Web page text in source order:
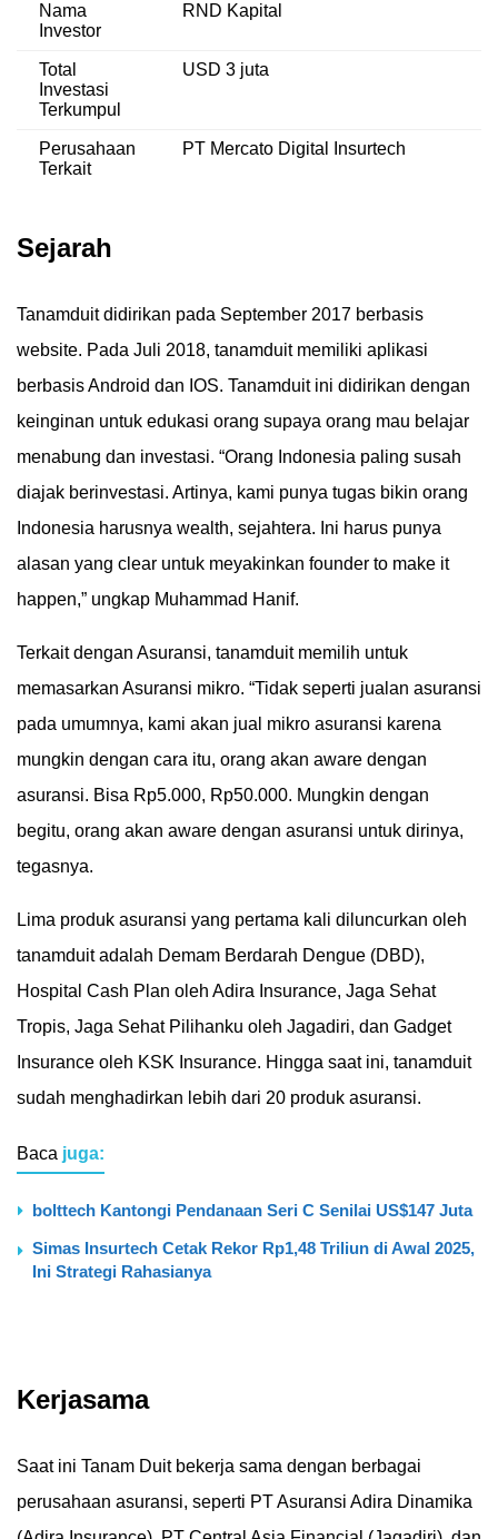
Nama
Investor
RND Kapital
Total
Investasi
Terkumpul
USD 3 juta
Perusahaan
Terkait
PT Mercato Digital Insurtech
Sejarah
Tanamduit didirikan pada September 2017 berbasis
website. Pada Juli 2018, tanamduit memiliki aplikasi
berbasis Android dan IOS. Tanamduit ini didirikan dengan
keinginan untuk edukasi orang supaya orang mau belajar
menabung dan investasi. “Orang Indonesia paling susah
diajak berinvestasi. Artinya, kami punya tugas bikin orang
Indonesia harusnya wealth, sejahtera. Ini harus punya
alasan yang clear untuk meyakinkan founder to make it
happen,” ungkap Muhammad Hanif.
Terkait dengan Asuransi, tanamduit memilih untuk
memasarkan Asuransi mikro. “Tidak seperti jualan asuransi
pada umumnya, kami akan jual mikro asuransi karena
mungkin dengan cara itu, orang akan aware dengan
asuransi. Bisa Rp5.000, Rp50.000. Mungkin dengan
begitu, orang akan aware dengan asuransi untuk dirinya,
tegasnya.
Lima produk asuransi yang pertama kali diluncurkan oleh
tanamduit adalah Demam Berdarah Dengue (DBD),
Hospital Cash Plan oleh Adira Insurance, Jaga Sehat
Tropis, Jaga Sehat Pilihanku oleh Jagadiri, dan Gadget
Insurance oleh KSK Insurance. Hingga saat ini, tanamduit
sudah menghadirkan lebih dari 20 produk asuransi.
Baca juga:
bolttech Kantongi Pendanaan Seri C Senilai US$147 Juta
Simas Insurtech Cetak Rekor Rp1,48 Triliun di Awal 2025,
Ini Strategi Rahasianya
Kerjasama
Saat ini Tanam Duit bekerja sama dengan berbagai
perusahaan asuransi, seperti PT Asuransi Adira Dinamika